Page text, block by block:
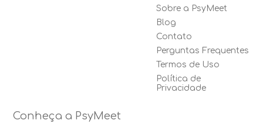
Sobre a PsyMeet
Blog
Contato
Perguntas Frequentes
Termos de Uso
Política de
Privacidade
Conheça a PsyMeet